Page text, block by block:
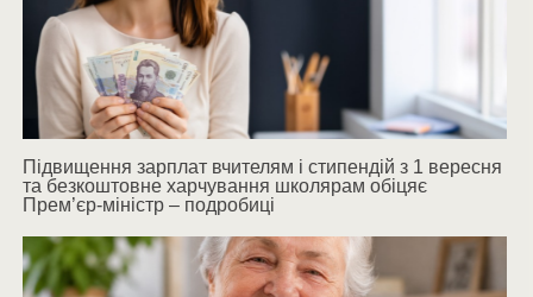
Підвищення зарплат вчителям і стипендій з 1 вересня
та безкоштовне харчування школярам обіцяє
Прем’єр-міністр – подробиці